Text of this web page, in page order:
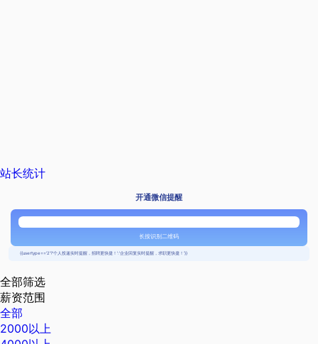
站长统计
开通微信提醒
长按识别二维码
{{usertype=='2'?'个人投递实时提醒，招聘更快捷！':'企业回复实时提醒，求职更快捷！'}}
全部筛选
薪资范围
全部
2000以上